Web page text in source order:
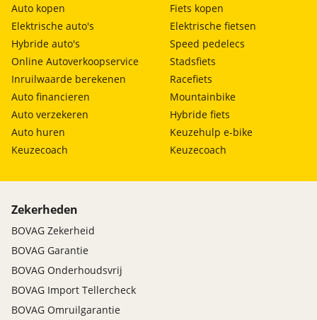
Auto kopen
Elektrische auto's
Hybride auto's
Online Autoverkoopservice
Inruilwaarde berekenen
Auto financieren
Auto verzekeren
Auto huren
Keuzecoach
Fiets kopen
Elektrische fietsen
Speed pedelecs
Stadsfiets
Racefiets
Mountainbike
Hybride fiets
Keuzehulp e-bike
Keuzecoach
Zekerheden
BOVAG Zekerheid
BOVAG Garantie
BOVAG Onderhoudsvrij
BOVAG Import Tellercheck
BOVAG Omruilgarantie